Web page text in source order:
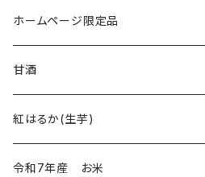
ホームページ限定品
甘酒
紅はるか(生芋)
令和7年産 お米